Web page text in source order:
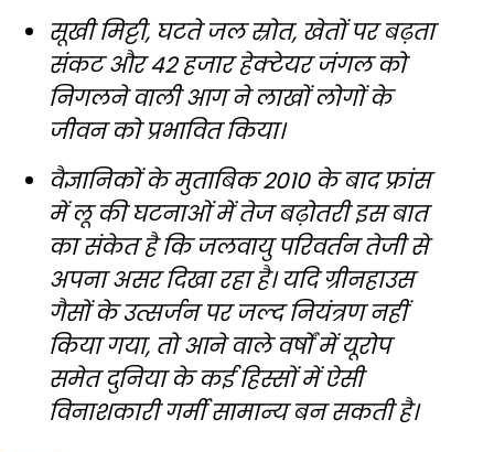
सूखी मिट्टी, घटते जल स्रोत, खेतों पर बढ़ता
संकट और 42 हजार हेक्टेयर जंगल को
निगलने वाली आग ने लाखों लोगों के
जीवन को प्रभावित किया।
वैज्ञानिकों के मुताबिक 2010 के बाद फ्रांस
में लू की घटनाओं में तेज बढ़ोतरी इस बात
का संकेत है कि जलवायु परिवर्तन तेजी से
अपना असर दिखा रहा है। यदि ग्रीनहाउस
गैसों के उत्सर्जन पर जल्द नियंत्रण नहीं
किया गया, तो आने वाले वर्षों में यूरोप
समेत दुनिया के कई हिस्सों में ऐसी
विनाशकारी गर्मी सामान्य बन सकती है।